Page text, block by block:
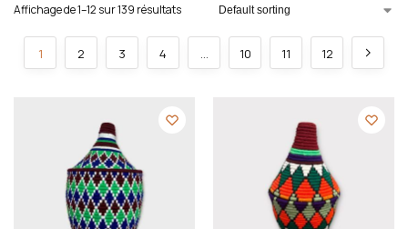
Affichage de 1–12 sur 139 résultats
1 2 3 4 … 10 11 12